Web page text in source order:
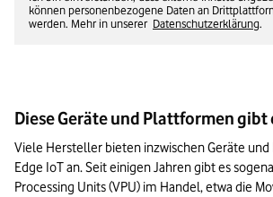
können personenbezogene Daten an
werden. Mehr in unserer Datenschutzerklärung.
Diese Geräte und Plattformen gibt
Viele Hersteller bieten inzwischen Geräte
Edge IoT an. Seit einigen Jahren gibt es
Processing Units (VPU) im Handel, etwa die